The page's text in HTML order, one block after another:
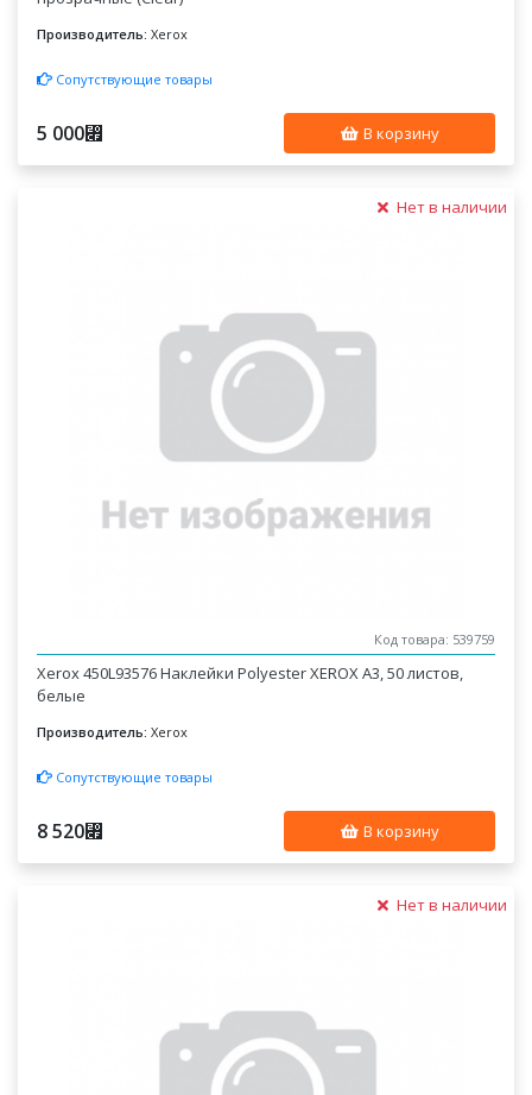
Производитель: Xerox
Сопутствующие товары
5 000⃏ В корзину
Нет в наличии
Код товара: 539759
Xerox 450L93576 Наклейки Polyester XEROX A3, 50 листов,
белые
Производитель: Xerox
Сопутствующие товары
8 520⃏ В корзину
Нет в наличии